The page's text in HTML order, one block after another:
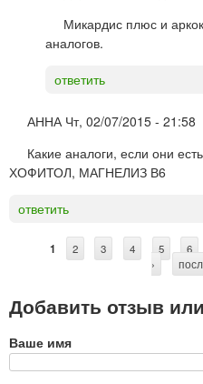
Микардис плюс и
аналогов.
ответить
АННА Чт, 02/07/2015 - 21:58
Какие аналоги, если они
ХОФИТОЛ, МАГНЕЛИЗ В6
ответить
р
а
н
1 2 3 4 5 6
›
Добавить отзыв
Ваше имя